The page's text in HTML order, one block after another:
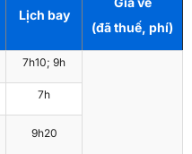
Lịch bay
(đã thuế, phí)
7h10; 9h
7h
9h20